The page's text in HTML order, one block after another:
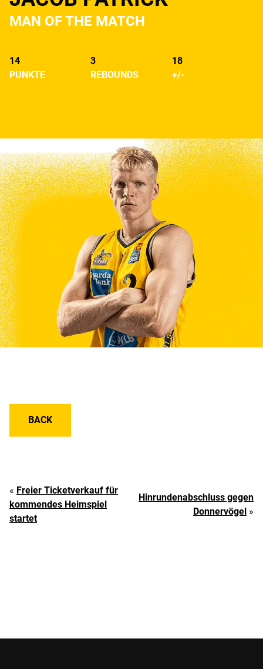
MAN OF THE MATCH
14
PUNKTE
3
REBOUNDS
18
+/-
BACK
« Freier Ticketverkauf für
kommendes Heimspiel
startet
Hinrundenabschluss gegen
Donnervögel »